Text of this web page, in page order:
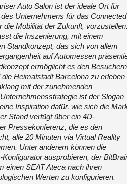
Auto Salon ist der ideale Ort für
Unternehmens für das Connected
die Mobilität der Zukunft,
die Inszenierung, mit einem
Standkonzept, das sich von allem
auf Automessen
ermöglicht es den Besuchern
Heimatstadt Barcelona zu erleben
mit der zunehmenden
ist der Slogan
Inspiration dafür, wie sich die
Stand verfügt über ein 4D-
Pressekonferenz, die es den
alle 20 Minuten via Virtual Reality
Unter anderem können die
ausprobieren, der
einen SEAT Ateca nach ihren
Werten zu konfigurieren.